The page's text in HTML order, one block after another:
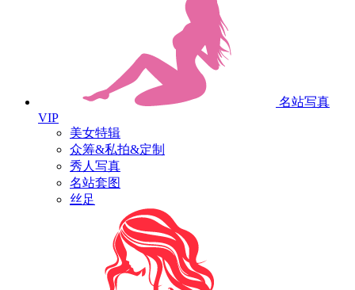
名站写真
VIP
美女特辑
众筹&私拍&定制
秀人写真
名站套图
丝足